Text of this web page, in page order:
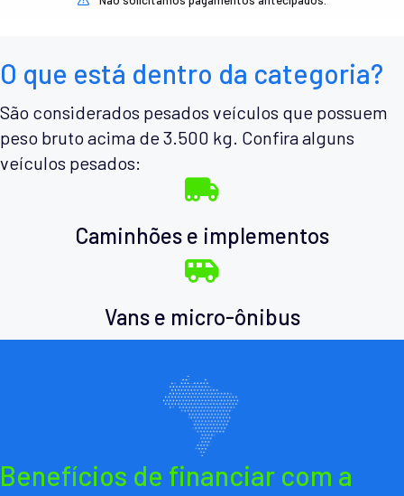
O que está dentro da categoria?
São considerados pesados veículos que possuem
peso bruto acima de 3.500 kg. Confira alguns
veículos pesados:
Caminhões e implementos
Vans e micro-ônibus
Benefícios de financiar com a